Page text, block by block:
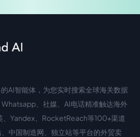
AI智能体，为您实时搜索全球海关数据
、社媒、AI电话精准触达海外
、Yandex、RocketReach等100+渠道
中国制造网、独立站等平台的外贸卖